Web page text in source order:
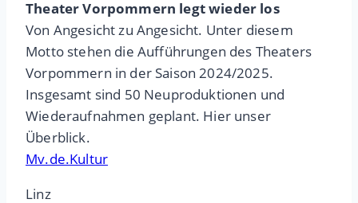
Theater Vorpommern legt wieder los
Von Angesicht zu Angesicht. Unter diesem
Motto stehen die Aufführungen des Theaters
Vorpommern in der Saison 2024/2025.
Insgesamt sind 50 Neuproduktionen und
Wiederaufnahmen geplant. Hier unser
Überblick.
Mv.de.Kultur
Linz